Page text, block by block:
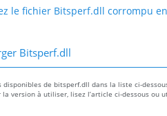
le fichier Bitsperf.dll corrompu
Bitsperf.dll
disponibles de bitsperf.dll dans la liste ci-
la version à utiliser, lisez l’article ci-dessous